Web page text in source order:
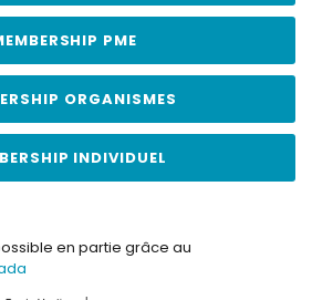
PME
ORGANISMES
INDIVIDUEL
en partie grâce au